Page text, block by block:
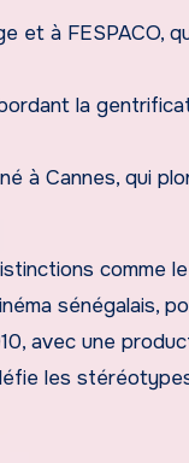
et à FESPACO,
la
à Cannes, qui
comme le
sénégalais,
avec une
les